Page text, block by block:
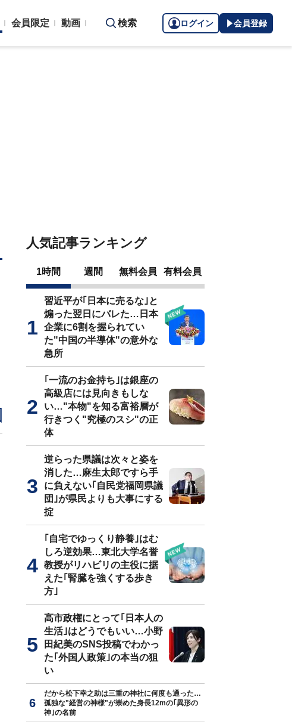
会員限定 動画 検索 ログイン 会員登録
人気記事ランキング
1時間 週間 無料会員 有料会員
習近平が｢日本に売るな｣と
煽った翌日にバレた…日本
企業に6割を握られてい
た"中国の半導体"の意外な
急所
｢一流のお金持ち｣は銀座の
高級店には見向きもしな
い…"本物"を知る富裕層が
行きつく"究極のスシ"の正
体
逆らった県議は次々と姿を
消した…麻生太郎ですら手
に負えない｢自民党福岡県議
団｣が県民よりも大事にする
掟
｢自宅でゆっくり静養｣はむ
しろ逆効果…東北大学名誉
教授がリハビリの主役に据
えた｢腎臓を強くする歩き
方｣
高市政権にとって｢日本人の
生活｣はどうでもいい…小野
田紀美のSNS投稿でわかっ
た｢外国人政策｣の本当の狙
い
だから松下幸之助は三重の神社に何度も通った…
孤独な"経営の神様"が崇めた身長12mの｢異形の
神｣の名前